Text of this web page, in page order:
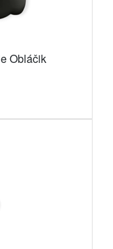
Obláčik